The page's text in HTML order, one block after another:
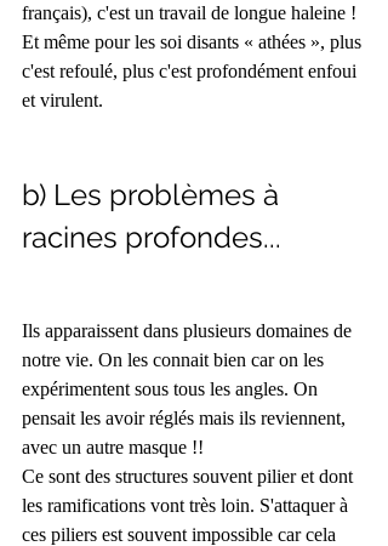
français), c'est un travail de longue haleine !
Et même pour les soi disants « athées », plus
c'est refoulé, plus c'est profondément enfoui
et virulent.
b) Les problèmes à
racines profondes...
Ils apparaissent dans plusieurs domaines de
notre vie. On les connait bien car on les
expérimentent sous tous les angles. On
pensait les avoir réglés mais ils reviennent,
avec un autre masque !!
Ce sont des structures souvent pilier et dont
les ramifications vont très loin. S'attaquer à
ces piliers est souvent impossible car cela